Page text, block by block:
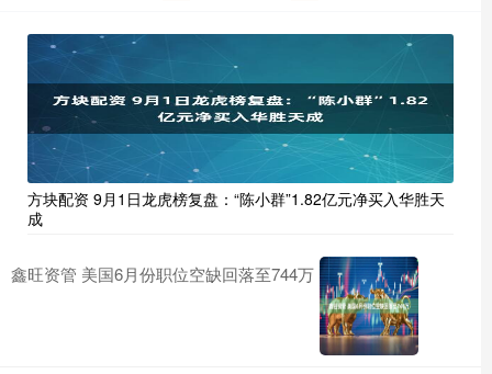
方块配资 9月1日龙虎榜复盘：“陈小群”1.82亿元净买入华胜天
成
鑫旺资管 美国6月份职位空缺回落至744万